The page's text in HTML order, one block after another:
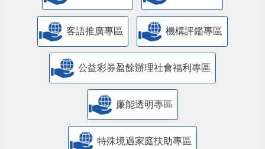
客語推廣專區 機構評鑑專區
公益彩券盈餘辦理社會福利專區
廉能透明專區
特殊境遇家庭扶助專區